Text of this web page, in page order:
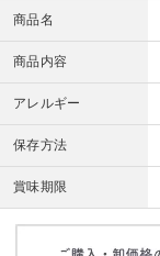
商品名
商品内容
アレルギー
保存方法
賞味期限